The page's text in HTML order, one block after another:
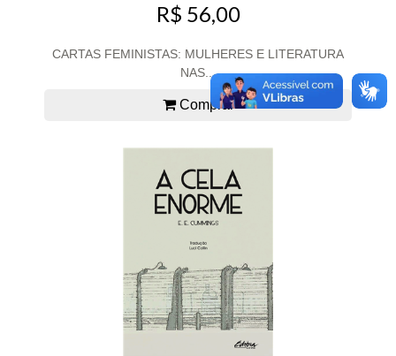
R$ 56,00
CARTAS FEMINISTAS: MULHERES E LITERATURA
NAS...
Comprar